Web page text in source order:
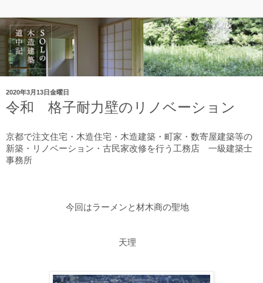
2020年3月13日金曜日
令和 格子耐力壁のリノベーション
京都で注文住宅・木造住宅・木造建築・町家・数寄屋建築等の
新築・リノベーション・古民家改修を行う工務店 一級建築士
事務所
今回はラーメンと材木商の聖地
天理